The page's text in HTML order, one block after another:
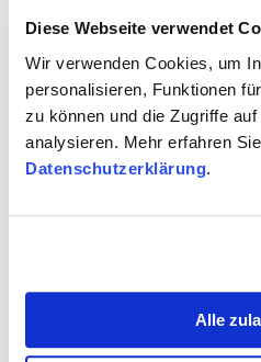
Diese Webseite verwendet
Wir verwenden Cookies, um
personalisieren, Funktionen
zu können und die Zugriffe
analysieren. Mehr erfahren
Datenschutzerklärung.
Alle
Kontakt